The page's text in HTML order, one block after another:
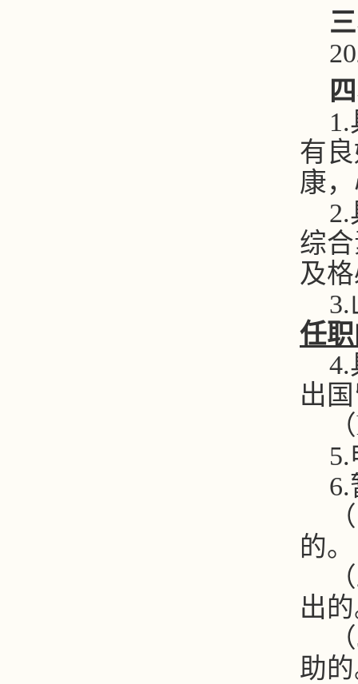
1.
有
康
2.
综
及
3.
任
4.
出
（
5.
6.
（
的。
（
出
（
助